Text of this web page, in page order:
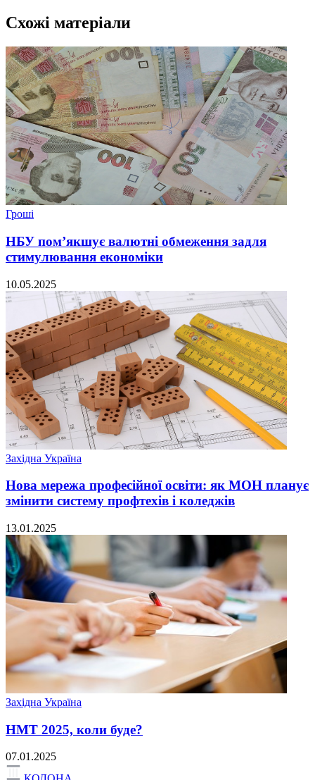
Схожі матеріали
Гроші
НБУ пом’якшує валютні обмеження задля
стимулювання економіки
10.05.2025
Західна Україна
Нова мережа професійної освіти: як МОН планує
змінити систему профтехів і коледжів
13.01.2025
Західна Україна
НМТ 2025, коли буде?
07.01.2025